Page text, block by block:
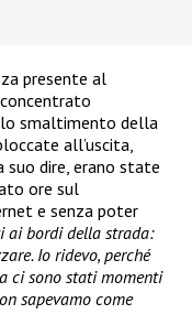
presente al
smaltimento della
all’uscita,
suo dire, erano state
ore sul
e senza poter
ai bordi della strada:
Io ridevo, perché
ci sono stati momenti
sapevamo come